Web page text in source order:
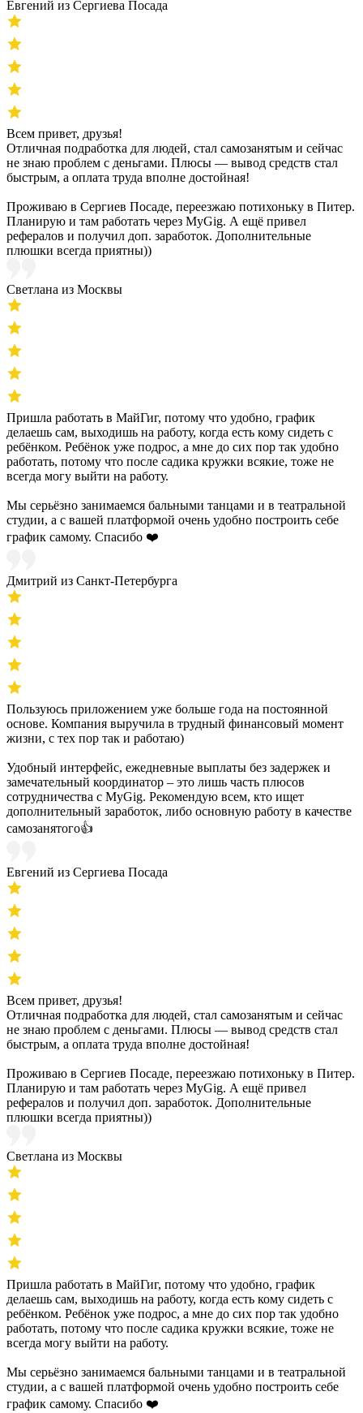
Евгений из Сергиева Посада
Всем привет, друзья!
Отличная подработка для людей, стал самозанятым и сейчас
не знаю проблем с деньгами. Плюсы — вывод средств стал
быстрым, а оплата труда вполне достойная!
Проживаю в Сергиев Посаде, переезжаю потихоньку в Питер.
Планирую и там работать через MyGig. А ещё привел
рефералов и получил доп. заработок. Дополнительные
плюшки всегда приятны))
Светлана из Москвы
Пришла работать в МайГиг, потому что удобно, график
делаешь сам, выходишь на работу, когда есть кому сидеть с
ребёнком. Ребёнок уже подрос, а мне до сих пор так удобно
работать, потому что после садика кружки всякие, тоже не
всегда могу выйти на работу.
Мы серьёзно занимаемся бальными танцами и в театральной
студии, а с вашей платформой очень удобно построить себе
график самому. Спасибо ❤️
Дмитрий из Санкт-Петербурга
Пользуюсь приложением уже больше года на постоянной
основе. Компания выручила в трудный финансовый момент
жизни, с тех пор так и работаю)
Удобный интерфейс, ежедневные выплаты без задержек и
замечательный координатор – это лишь часть плюсов
сотрудничества с MyGig. Рекомендую всем, кто ищет
дополнительный заработок, либо основную работу в качестве
самозанятого👍
Евгений из Сергиева Посада
Всем привет, друзья!
Отличная подработка для людей, стал самозанятым и сейчас
не знаю проблем с деньгами. Плюсы — вывод средств стал
быстрым, а оплата труда вполне достойная!
Проживаю в Сергиев Посаде, переезжаю потихоньку в Питер.
Планирую и там работать через MyGig. А ещё привел
рефералов и получил доп. заработок. Дополнительные
плюшки всегда приятны))
Светлана из Москвы
Пришла работать в МайГиг, потому что удобно, график
делаешь сам, выходишь на работу, когда есть кому сидеть с
ребёнком. Ребёнок уже подрос, а мне до сих пор так удобно
работать, потому что после садика кружки всякие, тоже не
всегда могу выйти на работу.
Мы серьёзно занимаемся бальными танцами и в театральной
студии, а с вашей платформой очень удобно построить себе
график самому. Спасибо ❤️